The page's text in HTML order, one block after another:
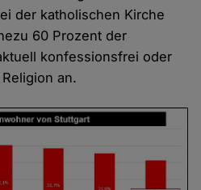
der katholischen Kirche
60 Prozent der
konfessionsfrei oder
an.